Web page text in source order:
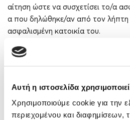
Αυτή η ιστοσελίδα
Χρησιμοποιούμε cookie για την
περιεχομένου και διαφημίσεων,
αίτηση ώστε να συσχετίσει το/α
α που δηλώθηκε/αν από τον λήπτη
ασφαλισμένη κατοικία του.
Συγκεκριμένα, μέσω της καρτέλας
ασφάλισης, εμφανίζεται/ονται
διαδικασία που περιγράφεται